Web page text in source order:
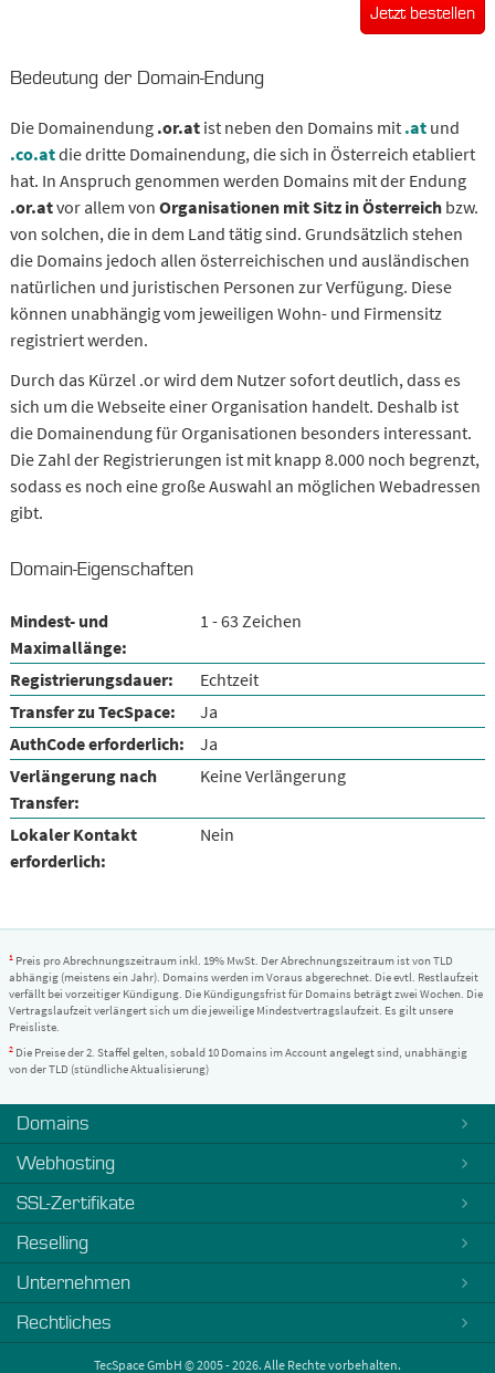
Jetzt bestellen
Bedeutung der Domain-Endung
Die Domainendung .or.at ist neben den Domains mit .at und
.co.atdie dritte Domainendung, die sich in Österreich etabliert
hat. In Anspruch genommen werden Domains mit der Endung
.or.atvor allem vonOrganisationen mit Sitz in Österreich bzw.
von solchen, die in dem Land tätig sind. Grundsätzlich stehen
die Domains jedoch allen österreichischen und ausländischen
natürlichen und juristischen Personen zur Verfügung. Diese
können unabhängig vom jeweiligen Wohn- und Firmensitz
registriert werden.
Durch das Kürzel .or wird dem Nutzer sofort deutlich, dass es
sich um die Webseite einer Organisation handelt. Deshalb ist
die Domainendung für Organisationen besonders interessant.
Die Zahl der Registrierungen ist mit knapp 8.000 noch begrenzt,
sodass es noch eine große Auswahl an möglichen Webadressen
gibt.
Domain-Eigenschaften
Mindest- und
Maximallänge:
1 - 63 Zeichen
Registrierungsdauer:
Echtzeit
Transfer zu TecSpace:
Ja
AuthCode erforderlich:
Ja
Verlängerung nach
Transfer:
Keine Verlängerung
Lokaler Kontakt
erforderlich:
Nein
1Preis pro Abrechnungszeitraum inkl. 19% MwSt. Der Abrechnungszeitraum ist von TLD
abhängig (meistens ein Jahr). Domains werden im Voraus abgerechnet. Die evtl. Restlaufzeit
verfällt bei vorzeitiger Kündigung. Die Kündigungsfrist für Domains beträgt zwei Wochen. Die
Vertragslaufzeit verlängert sich um die jeweilige Mindestvertragslaufzeit. Es gilt unsere
Preisliste.
2Die Preise der 2. Staffel gelten, sobald 10 Domains im Account angelegt sind, unabhängig
von der TLD (stündliche Aktualisierung)
Domains
Webhosting
SSL-Zertifikate
Reselling
Unternehmen
Rechtliches
TecSpace GmbH © 2005 - 2026. Alle Rechte vorbehalten.